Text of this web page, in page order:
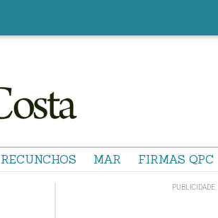
RECUNCHOS MAR FIRMAS QPC